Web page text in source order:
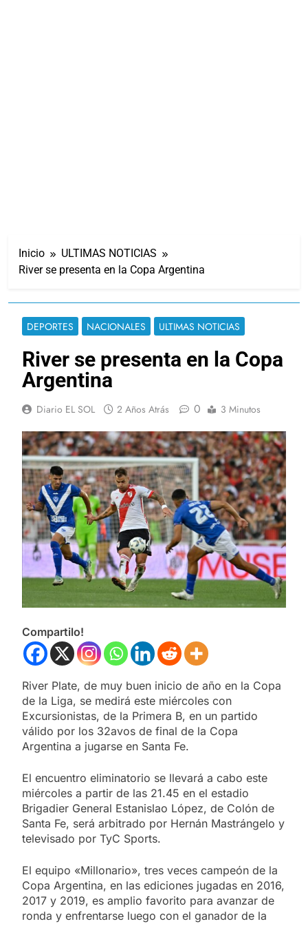
Inicio
ULTIMAS NOTICIAS
River se presenta en la Copa Argentina
DEPORTES NACIONALES ULTIMAS NOTICIAS
River se presenta en la Copa
Argentina
Diario EL SOL 2 Años Atrás 0 3 Minutos
Compartilo!
River Plate, de muy buen inicio de año en la Copa
de la Liga, se medirá este miércoles con
Excursionistas, de la Primera B, en un partido
válido por los 32avos de final de la Copa
Argentina a jugarse en Santa Fe.
El encuentro eliminatorio se llevará a cabo este
miércoles a partir de las 21.45 en el estadio
Brigadier General Estanislao López, de Colón de
Santa Fe, será arbitrado por Hernán Mastrángelo y
televisado por TyC Sports.
El equipo «Millonario», tres veces campeón de la
Copa Argentina, en las ediciones jugadas en 2016,
2017 y 2019, es amplio favorito para avanzar de
ronda y enfrentarse luego con el ganador de la